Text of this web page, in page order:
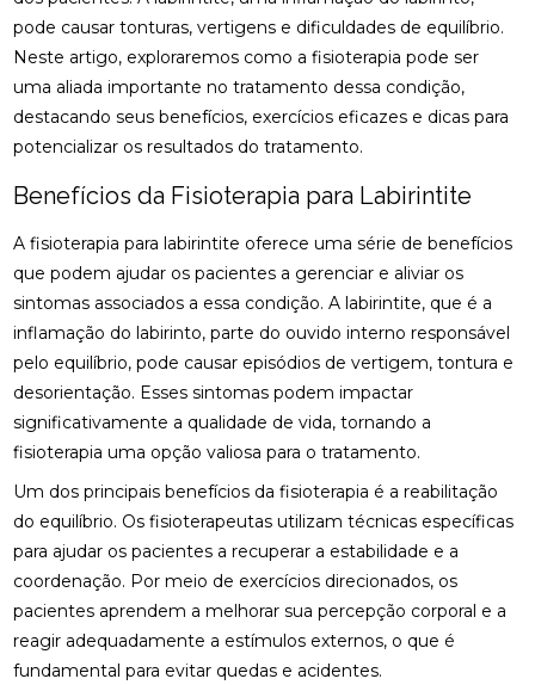
pode causar tonturas, vertigens e dificuldades de equilíbrio.
Neste artigo, exploraremos como a fisioterapia pode ser
uma aliada importante no tratamento dessa condição,
destacando seus benefícios, exercícios eficazes e dicas para
potencializar os resultados do tratamento.
Benefícios da Fisioterapia para Labirintite
A fisioterapia para labirintite oferece uma série de benefícios
que podem ajudar os pacientes a gerenciar e aliviar os
sintomas associados a essa condição. A labirintite, que é a
inflamação do labirinto, parte do ouvido interno responsável
pelo equilíbrio, pode causar episódios de vertigem, tontura e
desorientação. Esses sintomas podem impactar
significativamente a qualidade de vida, tornando a
fisioterapia uma opção valiosa para o tratamento.
Um dos principais benefícios da fisioterapia é a reabilitação
do equilíbrio. Os fisioterapeutas utilizam técnicas específicas
para ajudar os pacientes a recuperar a estabilidade e a
coordenação. Por meio de exercícios direcionados, os
pacientes aprendem a melhorar sua percepção corporal e a
reagir adequadamente a estímulos externos, o que é
fundamental para evitar quedas e acidentes.
CIÁTICO
ACUPUNTURA PARA ALIVIAR NERVO CIÁTICO
ACUPUNTURA PARA COLUNA: COMO ALIVIAR
DORES E PROMOVER A SAÚDE
MELHORA A QUALIDADE DE VIDA
ACUPUNTURA PARA ENXAQUECA: ALIVIE SUAS
DORES COM ESTA ABORDAGEM NATURAL
ACUPUNTURA PARA ENXAQUECA: ALÍVIO EFICAZ
ACUPUNTURA PARA ENXAQUECA: ALÍVIO NATURAL
ACUPUNTURA PARA NERVO CIÁTICO: ALÍVIO EFICAZ
PARA A DOR E MELHORA DA MOBILIDADE
ACUPUNTURA PARA NERVO CIÁTICO: ALÍVIO EFICAZ
PARA DOR E MELHORA DA MOBILIDADE
ACUPUNTURA PARA O NERVO CIÁTICO: ALÍVIO
NATURAL E EFICAZ
ACUPUNTURA PERTO DE MIM: ENCONTRE O
MELHOR ATENDIMENTO NA SUA REGIÃO
osteopatia cervical osteopatia coluna
osteopatia hérnia de disco osteopatia nervo ciático
palmilha esporão palmilha fascite plantar
palmilha fascite plantar preço palmilha joanete
palmilha ortopedica preço palmilha para pé chato
palmilha para pé chato preço
palmilha sob medida preço quiropraxia
quiropraxia em Niterói quiropraxia nervo ciático
quiropraxia para joelho quiropraxia para nervo ciático
quiropraxia perto quiropraxia perto de mim
rpg escoliose